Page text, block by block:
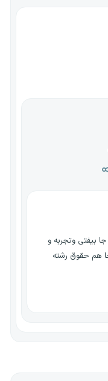
بیفتی وتجربه و
هم حقوق رشته